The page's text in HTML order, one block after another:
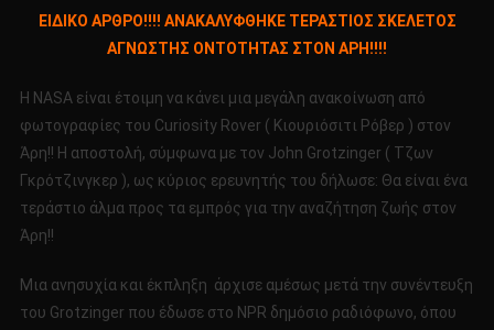
ΑΡΘΡΟ!!!!
ΑΝΑΚΑΛΥΦΘΗΚΕ
ΣΚΕΛΕΤΟΣ
ΑΓΝΩΣΤΗΣ
ΟΝΤΟΤΗΤΑΣ
ΣΤΟΝ
ΑΡΗ!!!!
ΕΙΔΙΚΟ ΑΡΘΡΟ!!!! ΑΝΑΚΑΛΥΦΘΗΚΕ ΤΕΡΑΣΤΙΟΣ ΣΚΕΛΕΤΟΣ
ΑΓΝΩΣΤΗΣ ΟΝΤΟΤΗΤΑΣ ΣΤΟΝ ΑΡΗ!!!!
Η NASA είναι έτοιμη να κάνει μια μεγάλη ανακοίνωση από
φωτογραφίες του Curiosity Rover ( Κιουριόσιτι Ρόβερ ) στον
Άρη!! Η αποστολή, σύμφωνα με τον John Grotzinger ( Τζων
Γκρότζινγκερ ), ως κύριος ερευνητής του δήλωσε: Θα είναι ένα
τεράστιο άλμα προς τα εμπρός για την αναζήτηση ζωής στον
Άρη!!
Μια ανησυχία και έκπληξη άρχισε αμέσως μετά την συνέντευξη
του Grotzinger που έδωσε στο NPR δημόσιο ραδιόφωνο, όπου